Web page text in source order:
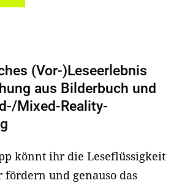
(Vor-)Leseerlebnis
aus Bilderbuch und
Mixed-Reality-
könnt ihr die Leseflüssigkeit
und genauso das